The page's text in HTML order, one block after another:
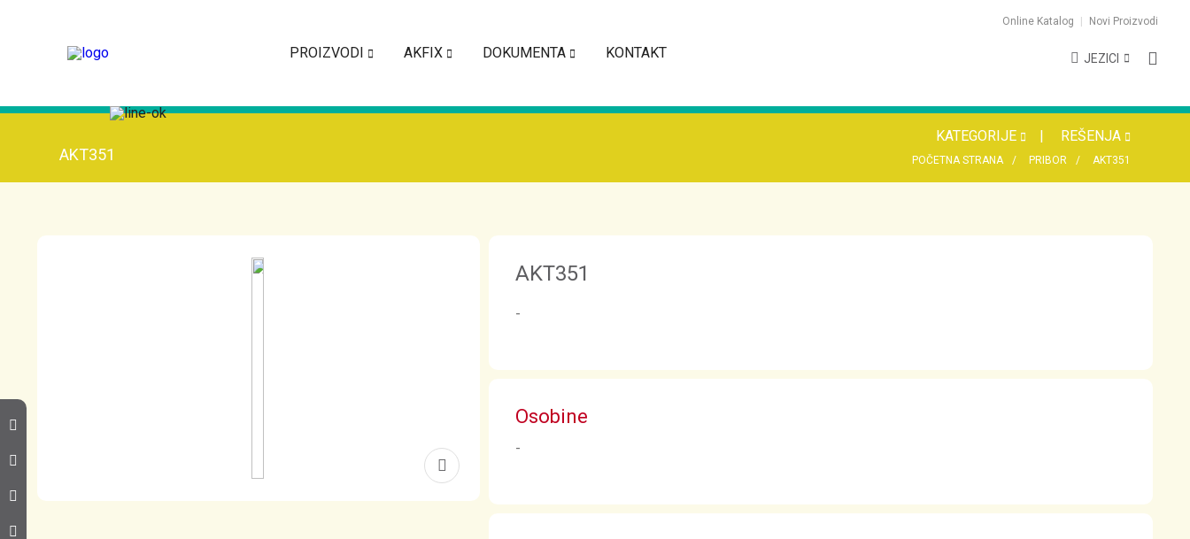
PROIZVODI AKFIX DOKUMENTA KONTAKT
Online Katalog Novi Proizvodi
JEZICI
AKT351
KATEGORIJE REŠENJA
POČETNA STRANA PRIBOR AKT351
AKT351
-
Osobine
-